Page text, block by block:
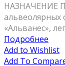
НАЗНАЧЕНИЕ
альвеолярных
«Альванес»,
Подробнее
Add to Wishlist
Add To